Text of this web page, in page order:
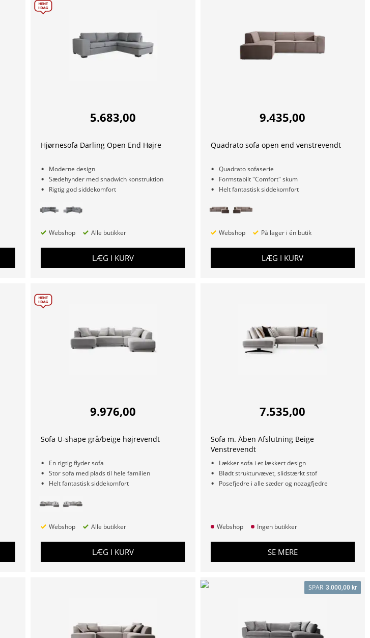
5.683,00
Hjørnesofa Darling Open End Højre
Moderne design
Sædehynder med snadwich konstruktion
Rigtig god siddekomfort
Webshop Alle butikker
LÆG I KURV
9.435,00
Quadrato sofa open end venstrevendt
Quadrato sofaserie
Formstabilt "Comfort" skum
Helt fantastisk siddekomfort
Webshop På lager i én butik
LÆG I KURV
9.976,00
Sofa U-shape grå/beige højrevendt
En rigtig flyder sofa
Stor sofa med plads til hele familien
Helt fantastisk siddekomfort
Webshop Alle butikker
LÆG I KURV
7.535,00
Sofa m. Åben Afslutning Beige
Venstrevendt
Lækker sofa i et lækkert design
Blødt strukturvævet, slidstærkt stof
Posefjedre i alle sæder og nozagfjedre
Webshop Ingen butikker
SE MERE
SPAR 3.000,00 kr